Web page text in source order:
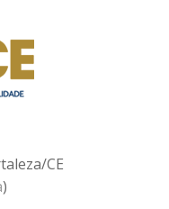
CE
)